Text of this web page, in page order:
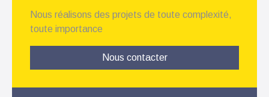
Nous réalisons des projets de toute complexité,
toute importance
Nous contacter